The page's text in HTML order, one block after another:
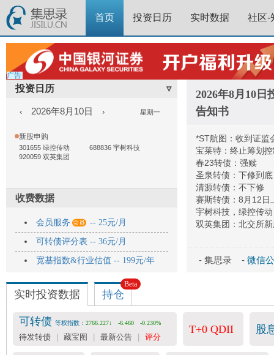
首页 投资日历 实时数据 社区-
广告
投资日历 ▿
‹ 2026年8月10日 › 星期一
新股申购
301655 绿控传动
688836 宇树科技
920059 双英集团
收费数据
会员服务  -- 25元/月
可转债评分表 -- 36元/月
宽基指数&行业估值 -- 199元/年
2026年8月10
告知书
*ST航图：收到证监
宝莱特：终止筹划
春23转债：强赎
圣泉转债：下修到底
清源转债：不下修
赛斯转债：8月12日
宇树科技，绿控传
双英集团：北交所
- 集思录 - 微信
实时投资数据 持仓
Beta
可转债 等权指数： 2766.227↓ -6.460 -0.230%
待发转债 藏宝图 最新公告 评分
T+0 QDII 股